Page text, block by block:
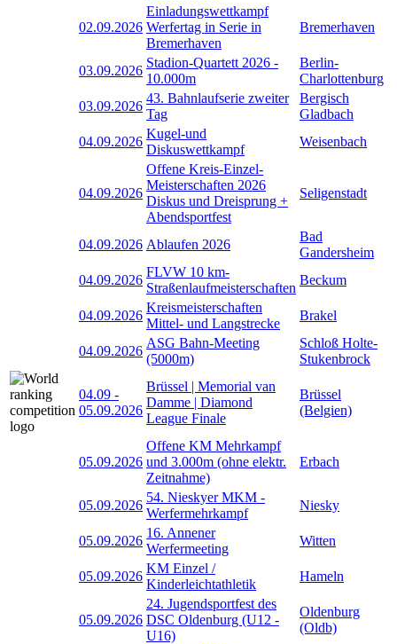
02.09.2026
Einladungswettkampf
Werfertag in Serie in
Bremerhaven
Bremerhaven
03.09.2026
Stadion-Quartett 2026 -
10.000m
Berlin-
Charlottenburg
03.09.2026
43. Bahnlaufserie zweiter
Tag
Bergisch
Gladbach
04.09.2026
Kugel-und
Diskuswettkampf
Weisenbach
04.09.2026
Offene Kreis-Einzel-
Meisterschaften 2026
Diskus und Dreisprung +
Abendsportfest
Seligenstadt
04.09.2026 Ablaufen 2026
Bad
Gandersheim
04.09.2026
FLVW 10 km-
Straßenlaufmeisterschaften
Beckum
04.09.2026
Kreismeisterschaften
Mittel- und Langstrecke
Brakel
04.09.2026
ASG Bahn-Meeting
(5000m)
Schloß Holte-
Stukenbrock
04.09 -
05.09.2026
Brüssel | Memorial van
Damme | Diamond
League Finale
Brüssel
(Belgien)
05.09.2026
Offene KM Mehrkampf
und 3.000m (ohne elektr.
Zeitnahme)
Erbach
05.09.2026
54. Nieskyer MKM -
Werfermehrkampf
Niesky
05.09.2026
16. Annener
Werfermeeting
Witten
05.09.2026
KM Einzel /
Kinderleichtathletik
Hameln
05.09.2026
24. Jugendsportfest des
DSC Oldenburg (U12 -
U16)
Oldenburg
(Oldb)